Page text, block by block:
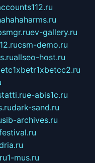
ev-gallery.ru
csm-demo.ru
allseo-host.ru
e-abis1c.ru
dark-sand.ru
sib-archives.ru
1-mus.ru